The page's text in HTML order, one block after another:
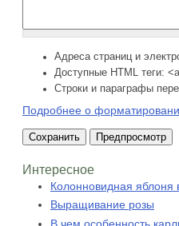
Адреса страниц и
Доступные HTML теги:
Строки и параграфы
Подробнее о
Интересное
Колонновидная яблоня
Выращивание розы
В чем особенность